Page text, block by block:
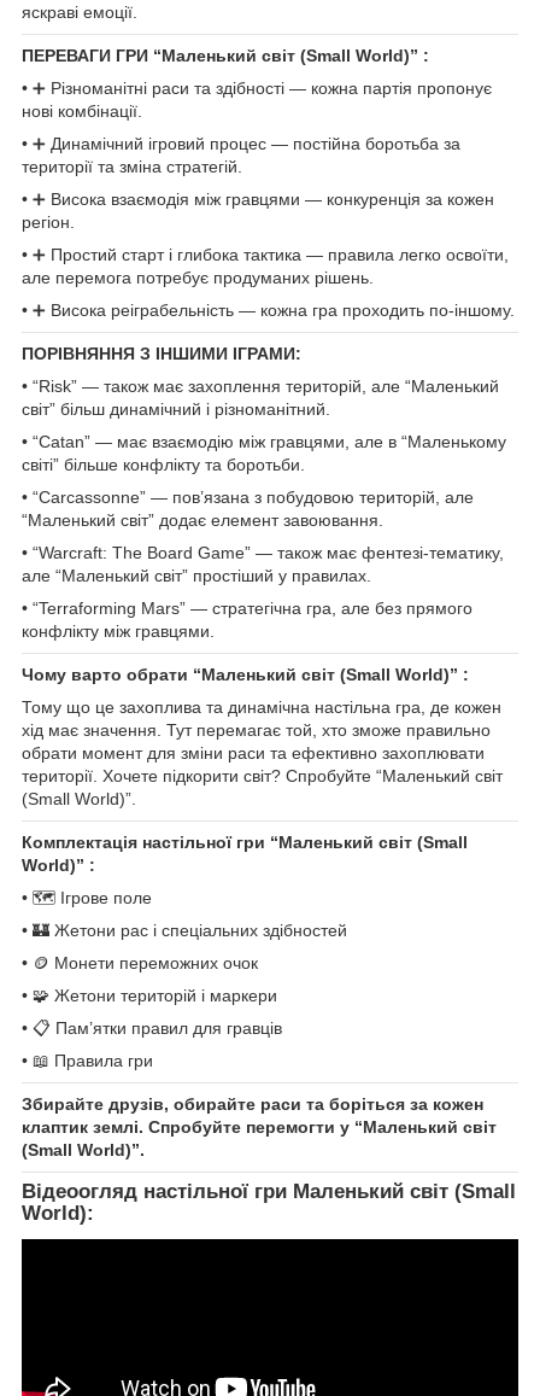
яскраві емоції.
ПЕРЕВАГИ ГРИ “Маленький світ (Small World)” :
• ➕ Різноманітні раси та здібності — кожна партія пропонує
нові комбінації.
• ➕ Динамічний ігровий процес — постійна боротьба за
території та зміна стратегій.
• ➕ Висока взаємодія між гравцями — конкуренція за кожен
регіон.
• ➕ Простий старт і глибока тактика — правила легко освоїти,
але перемога потребує продуманих рішень.
• ➕ Висока реіграбельність — кожна гра проходить по-іншому.
ПОРІВНЯННЯ З ІНШИМИ ІГРАМИ:
• “Risk” — також має захоплення територій, але “Маленький
світ” більш динамічний і різноманітний.
• “Catan” — має взаємодію між гравцями, але в “Маленькому
світі” більше конфлікту та боротьби.
• “Carcassonne” — пов’язана з побудовою територій, але
“Маленький світ” додає елемент завоювання.
• “Warcraft: The Board Game” — також має фентезі-тематику,
але “Маленький світ” простіший у правилах.
• “Terraforming Mars” — стратегічна гра, але без прямого
конфлікту між гравцями.
Чому варто обрати “Маленький світ (Small World)” :
Тому що це захоплива та динамічна настільна гра, де кожен
хід має значення. Тут перемагає той, хто зможе правильно
обрати момент для зміни раси та ефективно захоплювати
території. Хочете підкорити світ? Спробуйте “Маленький світ
(Small World)”.
Комплектація настільної гри “Маленький світ (Small
World)” :
• 🗺️ Ігрове поле
• 🏰 Жетони рас і спеціальних здібностей
• 🪙 Монети переможних очок
• 🧩 Жетони територій і маркери
• 📋 Пам’ятки правил для гравців
• 📖 Правила гри
Збирайте друзів, обирайте раси та боріться за кожен
клаптик землі. Спробуйте перемогти у “Маленький світ
(Small World)”.
Відеоогляд настільної гри Маленький світ (Small
World):